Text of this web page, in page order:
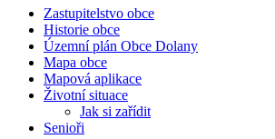
Zastupitelstvo obce
Historie obce
Územní plán Obce Dolany
Mapa obce
Mapová aplikace
Životní situace
Jak si zařídit
Senioři